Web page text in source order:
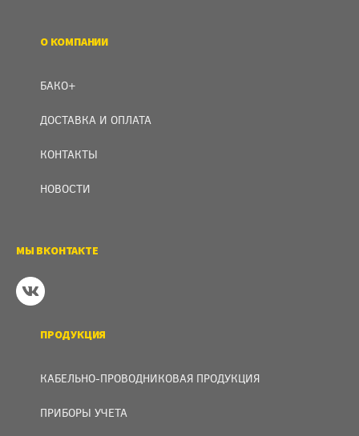
О КОМПАНИИ
БАКО+
ДОСТАВКА И ОПЛАТА
КОНТАКТЫ
НОВОСТИ
МЫ ВКОНТАКТЕ
ПРОДУКЦИЯ
КАБЕЛЬНО-ПРОВОДНИКОВАЯ ПРОДУКЦИЯ
ПРИБОРЫ УЧЕТА